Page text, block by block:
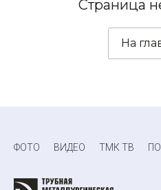
Страница
На
ФОТО ВИДЕО ТМК ТВ